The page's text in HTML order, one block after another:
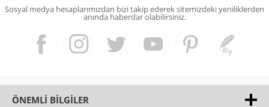
Sosyal medya hesaplarımızdan bizi takip ederek sitemizdeki yeniliklerden
anında haberdar olabilirsiniz.
ÖNEMLI BILGILER